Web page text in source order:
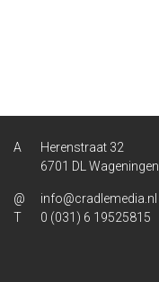
Herenstraat 32
6701 DL Wageningen
info@cradlemedia.nl
0 (031) 6 19525815